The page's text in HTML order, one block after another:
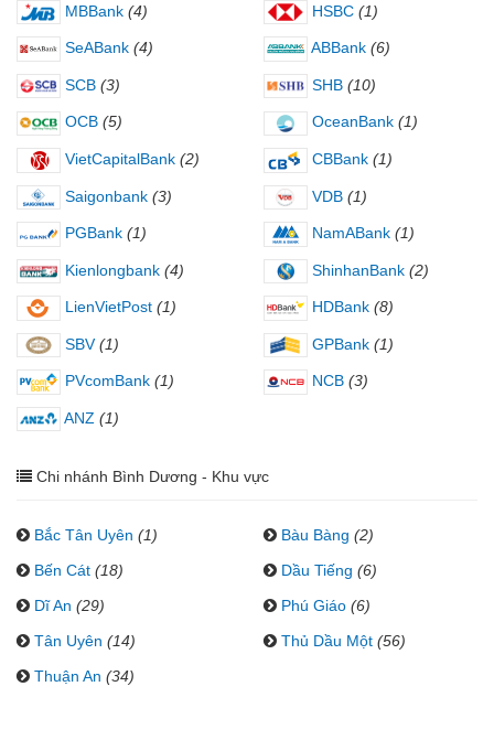
MBBank (4) HSBC (1)
SeABank (4) ABBank (6)
SCB (3) SHB (10)
OCB (5) OceanBank (1)
VietCapitalBank (2) CBBank (1)
Saigonbank (3) VDB (1)
PGBank (1) NamABank (1)
Kienlongbank (4) ShinhanBank (2)
LienVietPost (1) HDBank (8)
SBV (1) GPBank (1)
PVcomBank (1) NCB (3)
ANZ (1)
Chi nhánh Bình Dương - Khu vực
Bắc Tân Uyên (1) Bàu Bàng (2)
Bến Cát (18) Dầu Tiếng (6)
Dĩ An (29) Phú Giáo (6)
Tân Uyên (14) Thủ Dầu Một (56)
Thuận An (34)